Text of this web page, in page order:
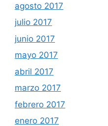
agosto 2017
julio 2017
junio 2017
mayo 2017
abril 2017
marzo 2017
febrero 2017
enero 2017